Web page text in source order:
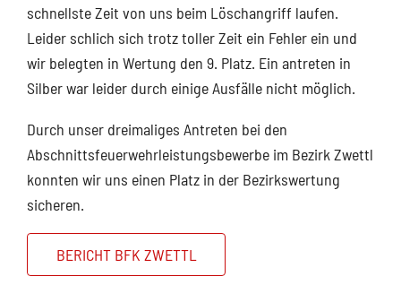
schnellste Zeit von uns beim Löschangriff laufen.
Leider schlich sich trotz toller Zeit ein Fehler ein und
wir belegten in Wertung den 9. Platz. Ein antreten in
Silber war leider durch einige Ausfälle nicht möglich.
Durch unser dreimaliges Antreten bei den
Abschnittsfeuerwehrleistungsbewerbe im Bezirk Zwettl
konnten wir uns einen Platz in der Bezirkswertung
sicheren.
BERICHT BFK ZWETTL